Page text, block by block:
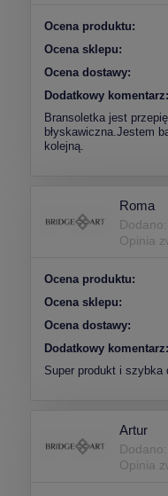
Ocena produktu:
Ocena sklepu:
Ocena dostawy:
Dodatkowy komentarz:
Bransoletka jest
błyskawiczna.Jestem
kolejną.
Roma
Opinia
Ocena produktu:
Ocena sklepu:
Ocena dostawy:
Dodatkowy komentarz:
Super produkt i szybka
Artur
Opinia